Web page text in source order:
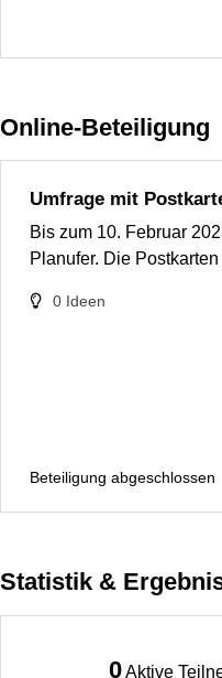
Online-Beteiligung
Umfrage mit
Bis zum 10. Februar
Planufer. Die
0 Ideen
Beteiligung abgeschlossen
Statistik &
0Aktive